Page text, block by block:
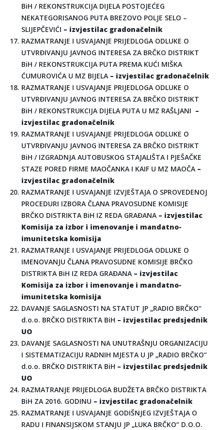
BiH / REKONSTRUKCIJA DIJELA POSTOJEĆEG
NEKATEGORISANOG PUTA BREZOVO POLJE SELO –
SLIJEPČEVIĆI – izvjestilac gradonačelnik
RAZMATRANJE I USVAJANJE PRIJEDLOGA ODLUKE O
UTVRĐIVANJU JAVNOG INTERESA ZA BRČKO DISTRIKT
BiH / REKONSTRUKCIJA PUTA PREMA KUĆI MIŠKA
ĆUMUROVIĆA U MZ BIJELA – izvjestilac gradonačelnik
RAZMATRANJE I USVAJANJE PRIJEDLOGA ODLUKE O
UTVRĐIVANJU JAVNOG INTERESA ZA BRČKO DISTRIKT
BiH / REKONSTRUKCIJA DIJELA PUTA U MZ RAŠLJANI –
izvjestilac gradonačelnik
RAZMATRANJE I USVAJANJE PRIJEDLOGA ODLUKE O
UTVRĐIVANJU JAVNOG INTERESA ZA BRČKO DISTRIKT
BiH / IZGRADNJA AUTOBUSKOG STAJALIŠTA I PJEŠAČKE
STAZE PORED FIRME MAOČANKA I KAIF U MZ MAOČA –
izvjestilac gradonačelnik
RAZMATRANJE I USVAJANJE IZVJEŠTAJA O SPROVEDENOJ
PROCEDURI IZBORA ČLANA PRAVOSUDNE KOMISIJE
BRČKO DISTRIKTA BiH IZ REDA GRAĐANA – izvjestilac
Komisija za izbor i imenovanje i mandatno-
imunitetska komisija
RAZMATRANJE I USVAJANJE PRIJEDLOGA ODLUKE O
IMENOVANJU ČLANA PRAVOSUDNE KOMISIJE BRČKO
DISTRIKTA BiH IZ REDA GRAĐANA – izvjestilac
Komisija za izbor i imenovanje i mandatno-
imunitetska komisija
DAVANJE SAGLASNOSTI NA STATUT JP „RADIO BRČKO“
d.o.o. BRČKO DISTRIKTA BiH – izvjestilac predsjednik
UO
DAVANJE SAGLASNOSTI NA UNUTRAŠNJU ORGANIZACIJU
I SISTEMATIZACIJU RADNIH MJESTA U JP „RADIO BRČKO“
d.o.o. BRČKO DISTRIKTA BiH – izvjestilac predsjednik
UO
RAZMATRANJE PRIJEDLOGA BUDŽETA BRČKO DISTRIKTA
BiH ZA 2016. GODINU – izvjestilac gradonačelnik
RAZMATRANJE I USVAJANJE GODIŠNJEG IZVJEŠTAJA O
RADU I FINANSIJSKOM STANJU JP „LUKA BRČKO“ D.O.O.